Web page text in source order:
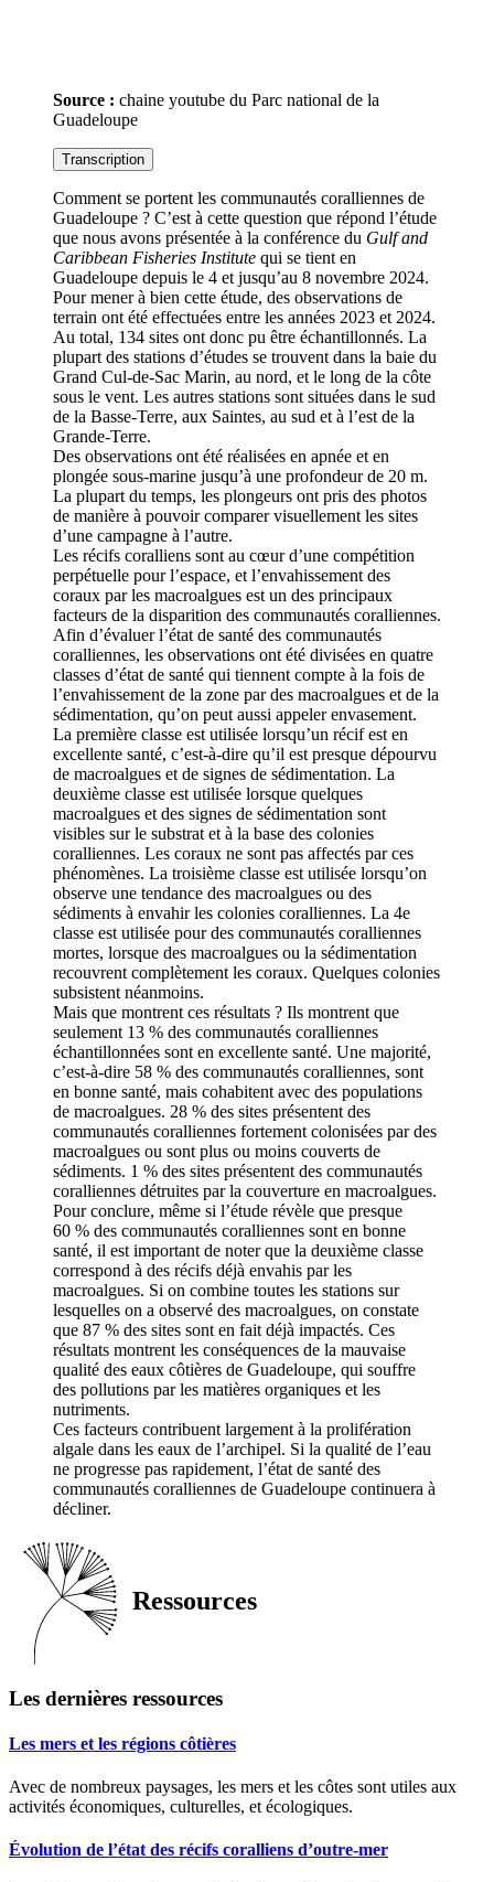
Source : chaine youtube du Parc national de la
Guadeloupe
Transcription
Comment se portent les communautés coralliennes de
Guadeloupe ? C’est à cette question que répond l’étude
que nous avons présentée à la conférence du Gulf and
Caribbean Fisheries Institute qui se tient en
Guadeloupe depuis le 4 et jusqu’au 8 novembre 2024.
Pour mener à bien cette étude, des observations de
terrain ont été effectuées entre les années 2023 et 2024.
Au total, 134 sites ont donc pu être échantillonnés. La
plupart des stations d’études se trouvent dans la baie du
Grand Cul-de-Sac Marin, au nord, et le long de la côte
sous le vent. Les autres stations sont situées dans le sud
de la Basse-Terre, aux Saintes, au sud et à l’est de la
Grande-Terre.
Des observations ont été réalisées en apnée et en
plongée sous-marine jusqu’à une profondeur de 20 m.
La plupart du temps, les plongeurs ont pris des photos
de manière à pouvoir comparer visuellement les sites
d’une campagne à l’autre.
Les récifs coralliens sont au cœur d’une compétition
perpétuelle pour l’espace, et l’envahissement des
coraux par les macroalgues est un des principaux
facteurs de la disparition des communautés coralliennes.
Afin d’évaluer l’état de santé des communautés
coralliennes, les observations ont été divisées en quatre
classes d’état de santé qui tiennent compte à la fois de
l’envahissement de la zone par des macroalgues et de la
sédimentation, qu’on peut aussi appeler envasement.
La première classe est utilisée lorsqu’un récif est en
excellente santé, c’est-à-dire qu’il est presque dépourvu
de macroalgues et de signes de sédimentation. La
deuxième classe est utilisée lorsque quelques
macroalgues et des signes de sédimentation sont
visibles sur le substrat et à la base des colonies
coralliennes. Les coraux ne sont pas affectés par ces
phénomènes. La troisième classe est utilisée lorsqu’on
observe une tendance des macroalgues ou des
sédiments à envahir les colonies coralliennes. La 4e
classe est utilisée pour des communautés coralliennes
mortes, lorsque des macroalgues ou la sédimentation
recouvrent complètement les coraux. Quelques colonies
subsistent néanmoins.
Mais que montrent ces résultats ? Ils montrent que
seulement 13 % des communautés coralliennes
échantillonnées sont en excellente santé. Une majorité,
c’est-à-dire 58 % des communautés coralliennes, sont
en bonne santé, mais cohabitent avec des populations
de macroalgues. 28 % des sites présentent des
communautés coralliennes fortement colonisées par des
macroalgues ou sont plus ou moins couverts de
sédiments. 1 % des sites présentent des communautés
coralliennes détruites par la couverture en macroalgues.
Pour conclure, même si l’étude révèle que presque
60 % des communautés coralliennes sont en bonne
santé, il est important de noter que la deuxième classe
correspond à des récifs déjà envahis par les
macroalgues. Si on combine toutes les stations sur
lesquelles on a observé des macroalgues, on constate
que 87 % des sites sont en fait déjà impactés. Ces
résultats montrent les conséquences de la mauvaise
qualité des eaux côtières de Guadeloupe, qui souffre
des pollutions par les matières organiques et les
nutriments.
Ces facteurs contribuent largement à la prolifération
algale dans les eaux de l’archipel. Si la qualité de l’eau
ne progresse pas rapidement, l’état de santé des
communautés coralliennes de Guadeloupe continuera à
décliner.
Ressources
Les dernières ressources
Les mers et les régions côtières
Avec de nombreux paysages, les mers et les côtes sont utiles aux
activités économiques, culturelles, et écologiques.
Évolution de l’état des récifs coralliens d’outre-mer